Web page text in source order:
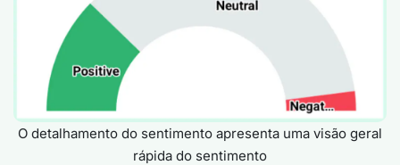
O detalhamento do sentimento apresenta uma visão geral
rápida do sentimento